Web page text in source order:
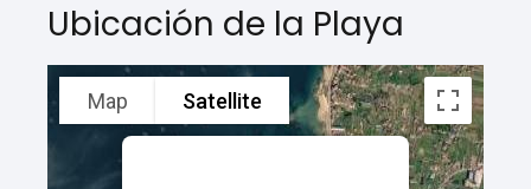
Ubicación de la Playa
Map Satellite